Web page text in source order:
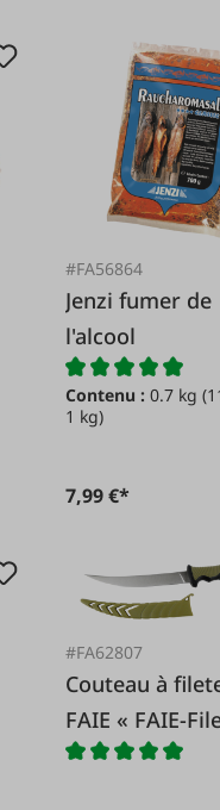
#FA56864
Jenzi fumer de
l'alcool
Contenu :0.7 kg
1 kg)
7,99 €*
#FA62807
Couteau à
FAIE « FAIE-